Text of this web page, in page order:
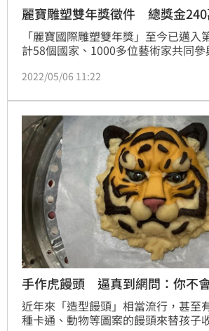
麗寶雕塑雙年獎徵件 總獎金240
「麗寶國際雕塑雙年獎」至今已邁入
計58個國家、1000多位藝術家共同
新秀。為了再次打破藝術邊界，本屆
創作材質為主，各界雕塑好手皆可共
2022/05/06 11:22
手作虎饅頭 逼真到網問：你不
近年來「造型饅頭」相當流行，甚至
種卡通、動物等圖案的饅頭來替孩子